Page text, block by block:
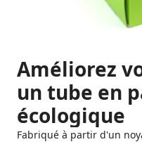
Améliorez
un tube en
écologique
Fabriqué à partir d'un